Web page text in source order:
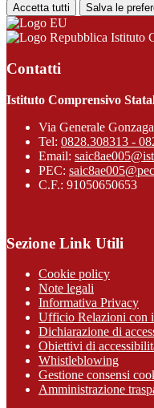
Accetta tutti Salva le
Istituto
Contatti
Istituto Comprensivo
Via Generale
Tel: 0828.308313 -
Email:
PEC:
C.F.: 91050650653
Sezione Link Utili
Cookie policy
Note legali
Informativa Privacy
Ufficio Relazioni con
Dichiarazione di
Obiettivi di
Whistleblowing
Gestione consensi
Amministrazione